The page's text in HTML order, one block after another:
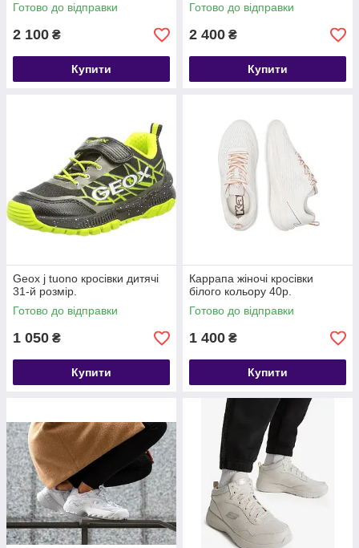
Готово до відправки
2 100 ₴
Купити
Готово до відправки
2 400 ₴
Купити
Geox j tuono кросівки дитячі
31-й розмір.
Готово до відправки
1 050 ₴
Купити
Карpaпa жіночі кросівки
білого кольору 40р.
Готово до відправки
1 400 ₴
Купити